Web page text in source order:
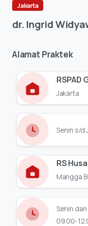
Jakarta
dr. Ingrid
Alamat Praktek
RSPAD
Jakarta
Senin s/d
RS
Mangga
Senin dan
09.00-